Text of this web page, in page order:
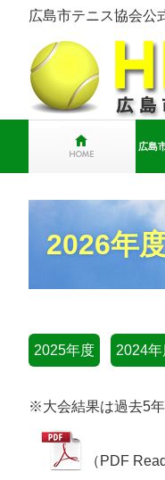
広島市テニス協会公
広島
2026年
2025年度 2024年
※大会結果は過去5年
（PDF